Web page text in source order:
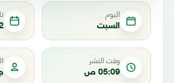
اليوم
السبت 12
وقت النشر
05:09 ص